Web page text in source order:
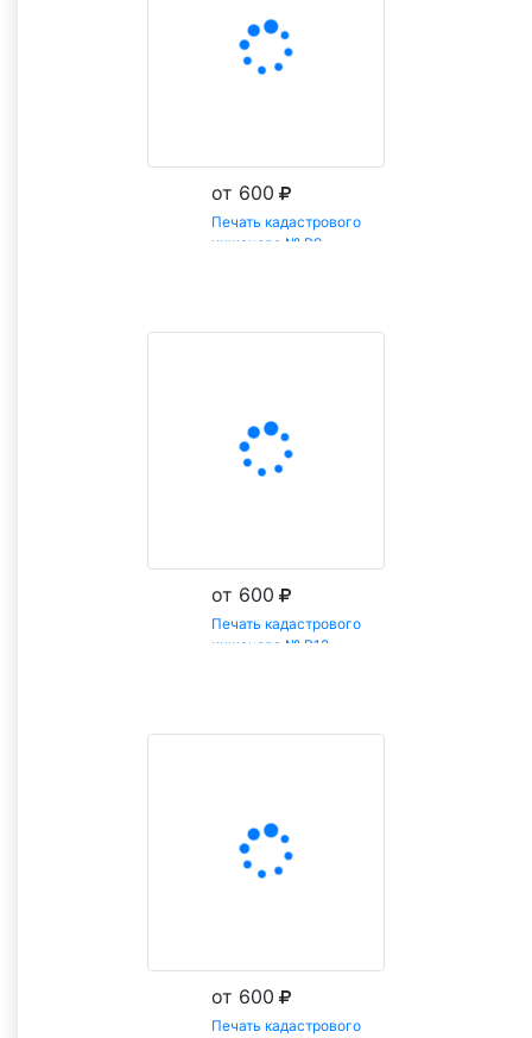
от 600
Печать кадастрового
инженера № Р9
от 600
Печать кадастрового
инженера № Р12
от 600
Печать кадастрового